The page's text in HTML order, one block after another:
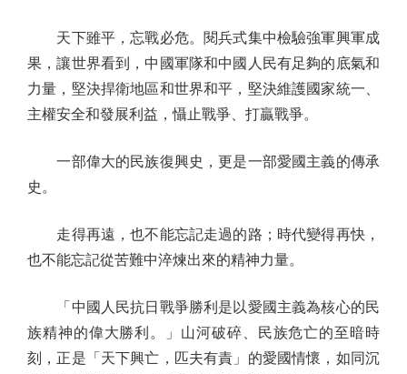
天下雖平，忘戰必危。閱兵式集中檢驗強軍興軍成
果，讓世界看到，中國軍隊和中國人民有足夠的底氣和
力量，堅決捍衛地區和世界和平，堅決維護國家統一、
主權安全和發展利益，懾止戰爭、打贏戰爭。
一部偉大的民族復興史，更是一部愛國主義的傳承
史。
走得再遠，也不能忘記走過的路；時代變得再快，
也不能忘記從苦難中淬煉出來的精神力量。
「中國人民抗日戰爭勝利是以愛國主義為核心的民
族精神的偉大勝利。」山河破碎、民族危亡的至暗時
刻，正是「天下興亡，匹夫有責」的愛國情懷，如同沉